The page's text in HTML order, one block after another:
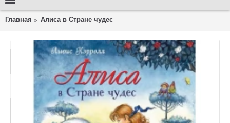
Главная Алиса в Стране чудес